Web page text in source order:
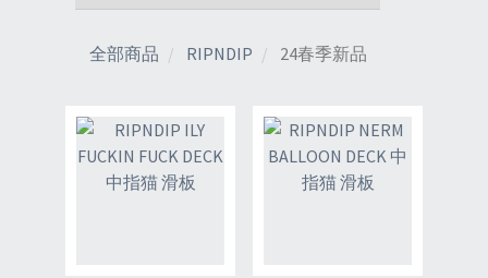
全部商品 RIPNDIP 24春季新品